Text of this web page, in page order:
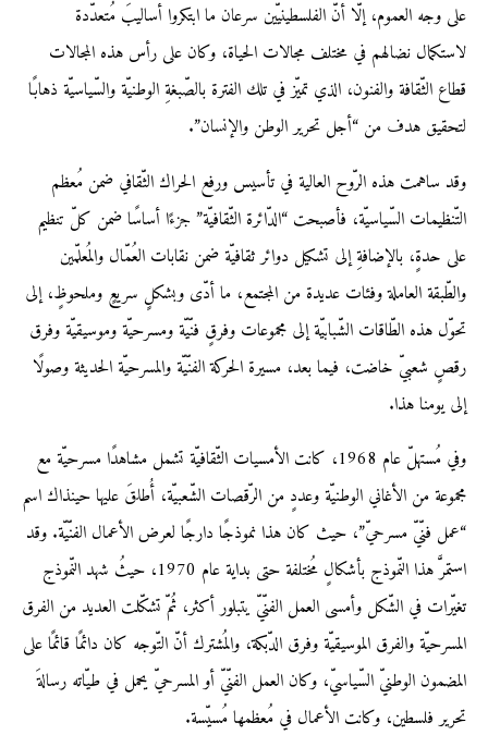
على وجه العموم، إلّا أنّ الفلسطينيّين سرعان ما ابتكروا أساليبَ مُتعدّدة
لاستكمال نضالهم في مختلف مجالات الحياة، وكان على رأس هذه المجالات
قطاع الثّقافة والفنون، الذي تميّز في تلك الفترة بالصّبغةِ الوطنيّة والسّياسيّة ذهابًا
لتحقيق هدف من “أجل تحرير الوطن والإنسان”.
وقد ساهمت هذه الرّوح العالية في تأسيس ورفع الحراك الثّقافي ضمن مُعظم
التّنظيمات السّياسيّة، فأصبحت “الدّائرة الثّقافيّة” جزءًا أساسًا ضمن كلّ تنظيم
على حدةٍ، بالإضافةِ إلى تشكيل دوائر ثقافيّة ضمن نقابات العُمّال والمُعلّمين
والطّبقة العاملة وفئات عديدة من المجتمع، ما أدّى وبشكلٍ سريعٍ وملحوظٍ، إلى
تحوّل هذه الطّاقات الشّبابيّة إلى مجموعات وفرقٍ فنّيّة ومسرحيّة وموسيقيّة وفرق
رقصٍ شعبيّ خاضت، فيما بعد، مسيرة الحركة الفنّيّة والمسرحيّة الحديثة وصولًا
إلى يومنا هذا.
وفي مُستهلّ عام 1968، كانت الأمسيات الثّقافيّة تشمل مشاهدًا مسرحيّة مع
مجموعة من الأغاني الوطنيّة وعددٍ من الرّقصات الشّعبيّة، أُطلقَ عليها حينذاك اسم
“عمل فنّيّ مسرحيّ”، حيث كان هذا نموذجًا دارجًا لعرض الأعمال الفنّيّة. وقد
استمرَّ هذا النّموذج بأشكالٍ مُختلفة حتى بداية عام 1970، حيثُ شهد النّموذج
تغيّرات في الشّكل وأمسى العمل الفنّيّ يتبلور أكثر، ثُمّ تشكّلت العديد من الفرق
المسرحيّة والفرق الموسيقيّة وفرق الدّبكة، والمُشترك أنّ التّوجه كان دائمًا قائمًا على
المضمون الوطنيّ السّياسيّ، وكان العمل الفنّيّ أو المسرحيّ يحمل في طيّاته رسالةَ
تحرير فلسطين، وكانت الأعمال في مُعظمها مُسيّسة.